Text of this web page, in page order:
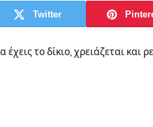
Twitter